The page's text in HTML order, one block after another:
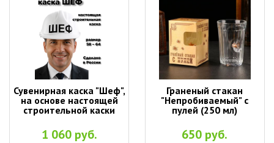
Сувенирная каска "Шеф",
на основе настоящей
строительной каски
1 060 руб.
Граненый стакан
"Непробиваемый" с
пулей (250 мл)
650 руб.